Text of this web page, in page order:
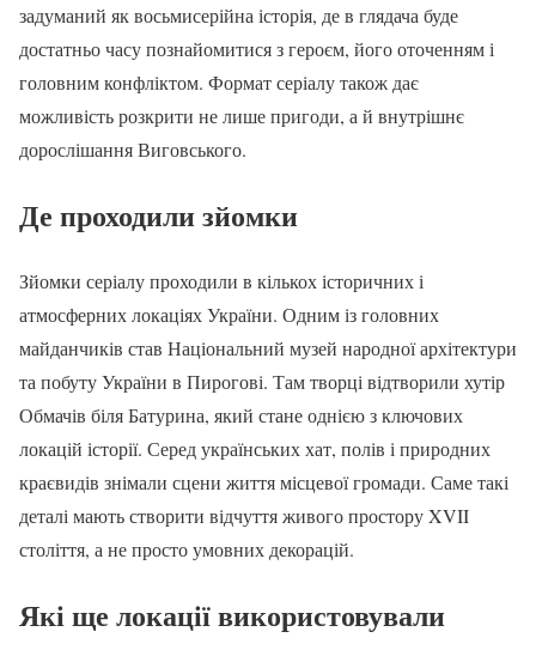
задуманий як восьмисерійна історія, де в глядача буде
достатньо часу познайомитися з героєм, його оточенням і
головним конфліктом. Формат серіалу також дає
можливість розкрити не лише пригоди, а й внутрішнє
дорослішання Виговського.
Де проходили зйомки
Зйомки серіалу проходили в кількох історичних і
атмосферних локаціях України. Одним із головних
майданчиків став Національний музей народної архітектури
та побуту України в Пирогові. Там творці відтворили хутір
Обмачів біля Батурина, який стане однією з ключових
локацій історії. Серед українських хат, полів і природних
краєвидів знімали сцени життя місцевої громади. Саме такі
деталі мають створити відчуття живого простору XVII
століття, а не просто умовних декорацій.
Які ще локації використовували